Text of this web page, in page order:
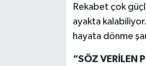
Rekabet çok
ayakta
hayata dönme
“SÖZ VERİLEN